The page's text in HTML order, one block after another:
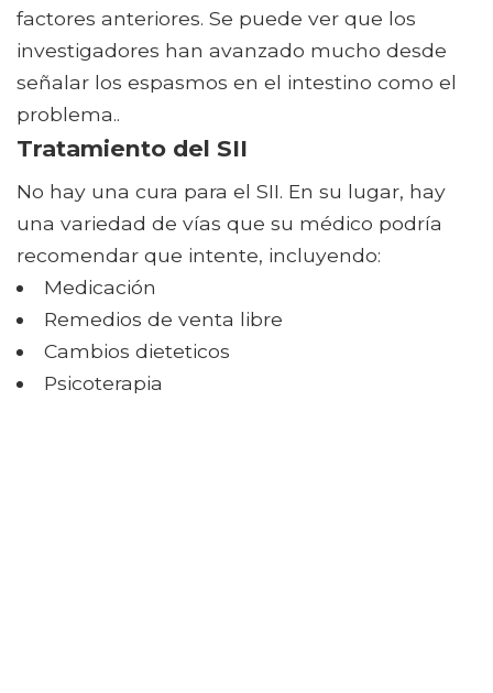
factores anteriores. Se puede ver que los
investigadores han avanzado mucho desde
señalar los espasmos en el intestino como el
problema..
Tratamiento del SII
No hay una cura para el SII. En su lugar, hay
una variedad de vías que su médico podría
recomendar que intente, incluyendo:
Medicación
Remedios de venta libre
Cambios dieteticos
Psicoterapia